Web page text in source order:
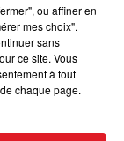
The Queen »
ou affiner en
mes choix".
sans
ce site. Vous
à tout
chaque page.